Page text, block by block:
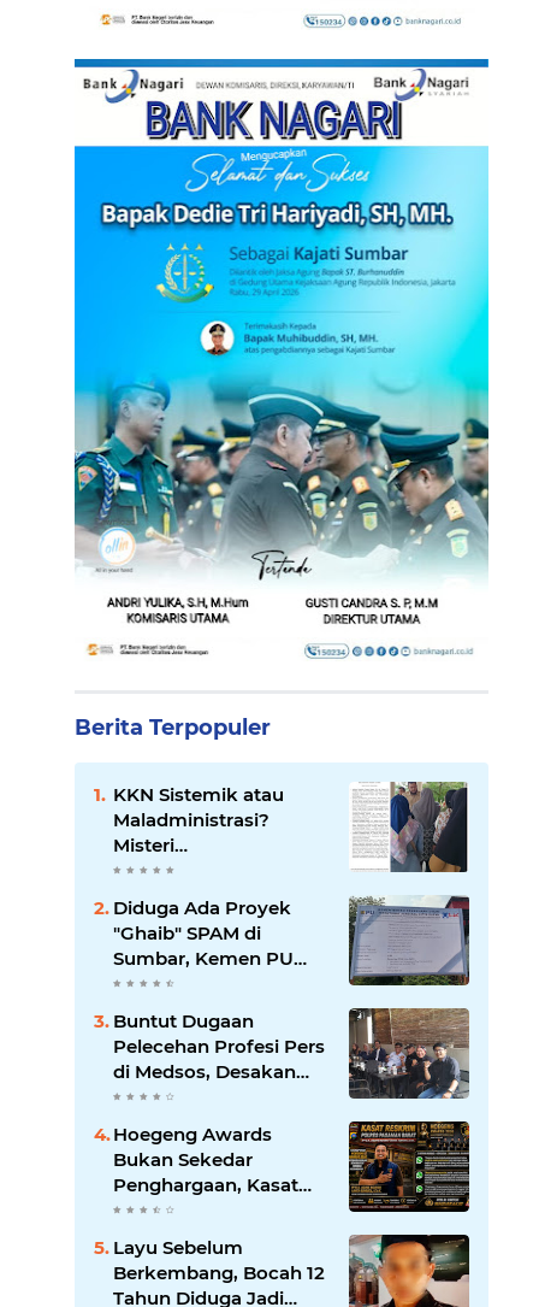
Berita Terpopuler
KKN Sistemik atau
Maladministrasi?
Misteri
"Dikorbankannya" SDN
26 ATT Menguji
Transparansi Pemkot
Padang
Diduga Ada Proyek
"Ghaib" SPAM di
Sumbar, Kemen PU
dan Hutama Karya
Buntut Dugaan
Pelecehan Profesi Pers
di Medsos, Desakan
Copot Kasatpol PP
Payakumbuh Menguat
Hoegeng Awards
Bukan Sekedar
Penghargaan, Kasat
Reskrim Pasbar:
Integritas Harga Mati
Penegakan Hukum
Layu Sebelum
Berkembang, Bocah 12
Tahun Diduga Jadi